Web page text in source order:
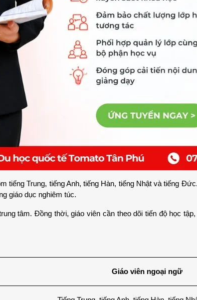
tiếng Trung, tiếng Anh, tiếng Hàn, tiếng Nhật và tiếng
giáo dục nghiêm túc.
tâm. Đồng thời, giáo viên cần theo dõi tiến độ học
Giáo viên ngoại ngữ